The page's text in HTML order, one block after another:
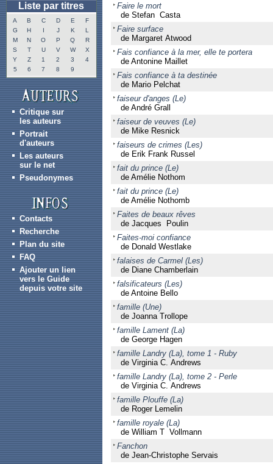
Liste par titres
A B C D E
F
G
H I J K
L
M
N O P Q
R
S
T U V W
X
Y
Z 1 2 3
4
5
6 7 8 9
Critique sur
les auteurs
Portrait
d'auteurs
Les auteurs
sur le net
Pseudonymes
Contacts
Recherche
Plan du site
FAQ
Ajouter un lien
vers le Guide
depuis votre site
Faire le mort
de Stefan Casta
Faire surface
de Margaret Atwood
Fais confiance à la mer, elle te portera
de Antonine Maillet
Fais confiance à ta destinée
de Mario Pelchat
faiseur d'anges (Le)
de André Grall
faiseur de veuves (Le)
de Mike Resnick
faiseurs de crimes (Les)
de Erik Frank Russel
fait du prince (Le)
de Amélie Nothom
fait du prince (Le)
de Amélie Nothomb
Faites de beaux rêves
de Jacques Poulin
Faites-moi confiance
de Donald Westlake
falaises de Carmel (Les)
de Diane Chamberlain
falsificateurs (Les)
de Antoine Bello
famille (Une)
de Joanna Trollope
famille Lament (La)
de George Hagen
famille Landry (La), tome 1 - Ruby
de Virginia C. Andrews
famille Landry (La), tome 2 - Perle
de Virginia C. Andrews
famille Plouffe (La)
de Roger Lemelin
famille royale (La)
de William T Vollmann
Fanchon
de Jean-Christophe Servais